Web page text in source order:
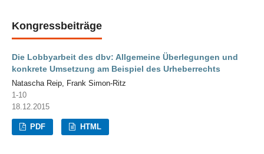
Kongressbeiträge
Die Lobbyarbeit des dbv: Allgemeine Überlegungen und
konkrete Umsetzung am Beispiel des Urheberrechts
Natascha Reip, Frank Simon-Ritz
1-10
18.12.2015
PDF HTML